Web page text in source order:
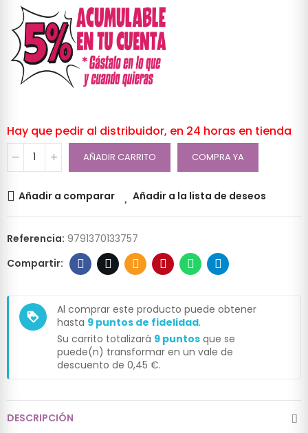
Hay que pedir al distribuidor, en 24 horas en tienda
AÑADIR CARRITO COMPRA YA
Añadir a comparar Añadir a la lista de deseos
Referencia: 9791370133757
loyalty
Al comprar este producto puede obtener
hasta 9 puntos de fidelidad.
Su carrito totalizará 9 puntos que se
puede(n) transformar en un vale de
descuento de 0,45 €.
DESCRIPCIÓN